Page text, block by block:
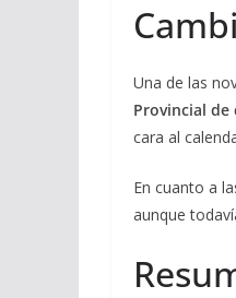
Una de las
Provincial de
cara al
En cuanto a
aunque